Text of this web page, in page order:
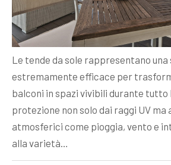
Le tende da sole rappresentano una
estremamente efficace per
balconi in spazi vivibili durante tutto
protezione non solo dai raggi UV ma
atmosferici come pioggia, vento e
alla varietà…